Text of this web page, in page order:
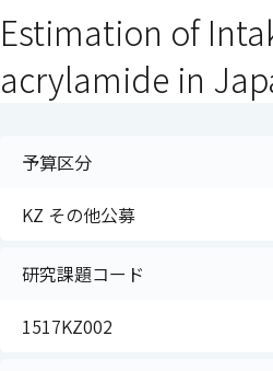
Estimation of
acrylamide in
予算区分
KZ その他公募
研究課題コード
1517KZ002